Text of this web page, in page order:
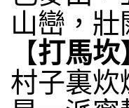
山巒，
【打馬坎
村子裏炊